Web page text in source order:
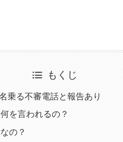
もくじ
乗る不審電話と報告あり
を言われるの？
の？